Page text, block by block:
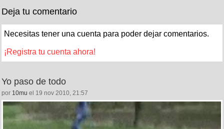
Deja tu comentario
Necesitas tener una cuenta para poder dejar comentarios.
¡Registra tu cuenta ahora!
Yo paso de todo
por 10mu el 19 nov 2010, 21:57